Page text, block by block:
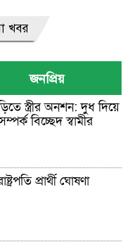
খবর
জনপ্রিয়
স্ত্রীর অনশন: দুধ দিয়ে
বিচ্ছেদ স্বামীর
প্রার্থী ঘোষণা